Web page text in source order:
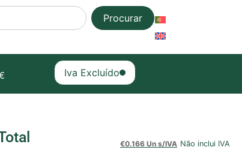
Procurar
Iva Excluído
€0.166 Un s/IVA Não inclui IVA